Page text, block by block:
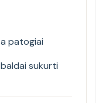
patogiai
sukurti